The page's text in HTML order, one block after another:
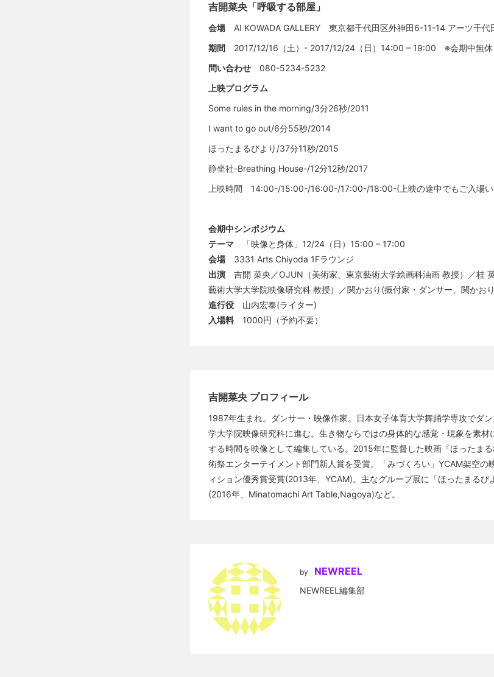
吉開菜央「呼吸する部屋」
会場AI KOWADA GALLERY 東京都千代田区外神田6-11-14 アーツ千代
期間 2017/12/16（土）- 2017/12/24（日）14:00 – 19:00 ※会期中無休
問い合わせ 080-5234-5232
上映プログラム
Some rules in the morning/3分26秒/2011
I want to go out/6分55秒/2014
ほったまるびより/37分11秒/2015
静坐社-Breathing House-/12分12秒/2017
上映時間 14:00-/15:00-/16:00-/17:00-/18:00-(上映の途中でもご入場い
会期中シンポジウム
テーマ
「映像と身体」12/24（日）15:00 – 17:00
会場 3331 Arts Chiyoda 1Fラウンジ
出演 吉開 菜央／OJUN（美術家、東京藝術大学絵画科油画 教授）／桂
藝術大学大学院映像研究科 教授）／関かおり(振付家・ダンサー、関かお
進行役 山内宏泰(ライター)
入場料 1000円（予約不要）
吉開菜央 プロフィール
1987年生まれ。ダンサー・映像作家。日本女子体育大学舞踊学専攻でダ
学大学院映像研究科に進む。生き物ならではの身体的な感覚・現象を素材
する時間を映像として編集している。2015年に監督した映画『ほったま
術祭エンターテイメント部門新人賞を受賞。「みづくろい」YCAM架空の
ィション優秀賞受賞(2013年、YCAM)。主なグループ展に「ほったまる
(2016年、Minatomachi Art Table,Nagoya)など。
by NEWREEL
NEWREEL編集部